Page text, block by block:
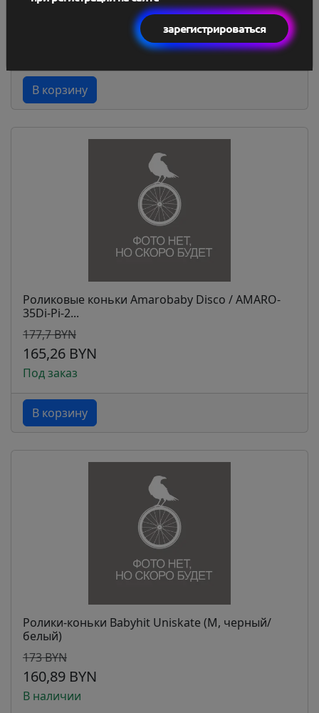
В корзину
Роликовые коньки Amarobaby Disco / AMARO-
35Di-Pi-2...
177,7 BYN
165,26 BYN
Под заказ
В корзину
Ролики-коньки Babyhit Uniskate (M, черный/
белый)
173 BYN
160,89 BYN
В наличии
зарегистрироваться